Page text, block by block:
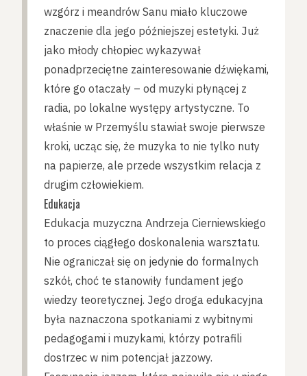
wzgórz i meandrów Sanu miało kluczowe
znaczenie dla jego późniejszej estetyki. Już
jako młody chłopiec wykazywał
ponadprzeciętne zainteresowanie dźwiękami,
które go otaczały – od muzyki płynącej z
radia, po lokalne występy artystyczne. To
właśnie w Przemyślu stawiał swoje pierwsze
kroki, ucząc się, że muzyka to nie tylko nuty
na papierze, ale przede wszystkim relacja z
drugim człowiekiem.
Edukacja
Edukacja muzyczna Andrzeja Cierniewskiego
to proces ciągłego doskonalenia warsztatu.
Nie ograniczał się on jedynie do formalnych
szkół, choć te stanowiły fundament jego
wiedzy teoretycznej. Jego droga edukacyjna
była naznaczona spotkaniami z wybitnymi
pedagogami i muzykami, którzy potrafili
dostrzec w nim potencjał jazzowy.